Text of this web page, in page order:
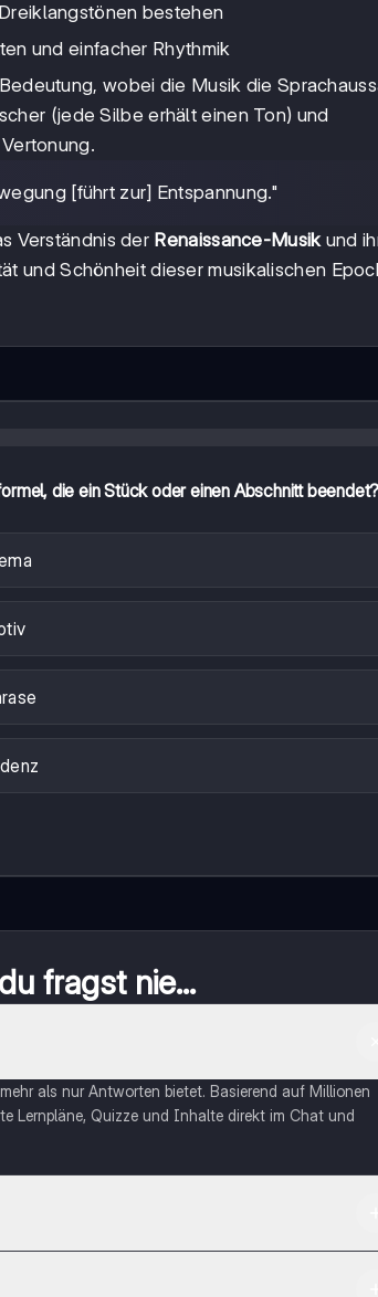
bestehen
und einfacher Rhythmik
wobei die Musik die
(jede Silbe erhält einen Ton) und
[führt zur] Entspannung."
Verständnis der Renaissance-Musikund
und Schönheit dieser musikalischen
die ein Stück oder einen Abschnitt
fragst nie...
als nur Antworten bietet. Basierend auf Millionen
Lernpläne, Quizze und Inhalte direkt im Chat und